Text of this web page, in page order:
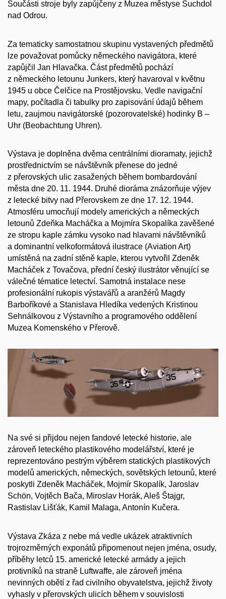
Součásti stroje byly zapůjčeny z Muzea městyse Suchdol
nad Odrou.
Za tematicky samostatnou skupinu vystavených předmětů
lze považovat pomůcky německého navigátora, které
zapůjčil Jan Hlavačka. Část předmětů pochází
z německého letounu Junkers, který havaroval v květnu
1945 u obce Čelčice na Prostějovsku. Vedle navigační
mapy, počítadla či tabulky pro zapisování údajů během
letu, zaujmou navigátorské (pozorovatelské) hodinky B –
Uhr (Beobachtung Uhren).
Výstava je doplněna dvěma centrálními dioramaty, jejichž
prostřednictvím se návštěvník přenese do jedné
z přerovských ulic zasažených během bombardování
města dne 20. 11. 1944. Druhé dioráma znázorňuje výjev
z letecké bitvy nad Přerovskem ze dne 17. 12. 1944.
Atmosféru umocňují modely amerických a německých
letounů Zdeňka Macháčka a Mojmíra Skopalíka zavěšené
ze stropu kaple zámku vysoko nad hlavami návštěvníků
a dominantní velkoformátová ilustrace (Aviation Art)
umístěná na zadní stěně kaple, kterou vytvořil Zdeněk
Macháček z Tovačova, přední český ilustrátor věnující se
válečné tématice letectví. Samotná instalace nese
profesionální rukopis výstavářů a aranžérů Magdy
Barboříkové a Stanislava Hledíka vedených Kristinou
Sehnálkovou z Výstavního a programového oddělení
Muzea Komenského v Přerově.
Na své si přijdou nejen fandové letecké historie, ale
zároveň leteckého plastikového modelářství, které je
reprezentováno pestrým výběrem statických plastikových
modelů amerických, německých, sovětských letounů, které
poskytli Zdeněk Macháček, Mojmír Skopalík, Jaroslav
Schön, Vojtěch Bača, Miroslav Horák, Aleš Štajgr,
Rastislav Lišťák, Kamil Malaga, Antonín Kučera.
Výstava Zkáza z nebe má vedle ukázek atraktivních
trojrozměrných exponátů připomenout nejen jména, osudy,
příběhy letců 15. americké letecké armády a jejich
protivníků na straně Luftwaffe, ale zároveň jména
nevinných obětí z řad civilního obyvatelstva, jejichž životy
vyhasly v přerovských ulicích během v souvislosti